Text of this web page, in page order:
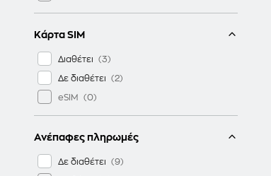
Κάρτα SIM
Διαθέτει
Δε διαθέτει
eSIM
Ανέπαφες πληρωμές
Δε διαθέτει